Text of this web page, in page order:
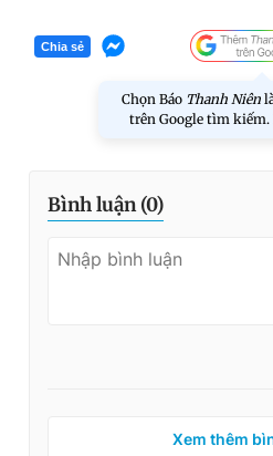
Chia sẻ
Chọn Báo Thanh Niên
trên Google tìm kiếm.
Bình luận (0)
Xem thêm